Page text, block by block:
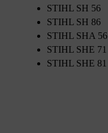
STIHL SH 56
STIHL SH 86
STIHL SHA 56
STIHL SHE 71
STIHL SHE 81